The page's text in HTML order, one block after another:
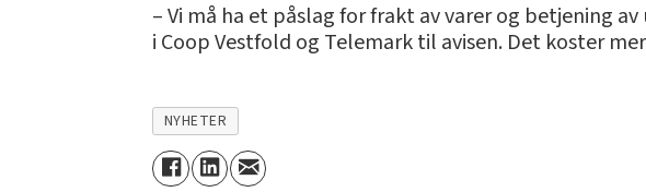
– Vi må ha et påslag for frakt av varer og betjening
i Coop Vestfold og Telemark til avisen. Det koster
NYHETER